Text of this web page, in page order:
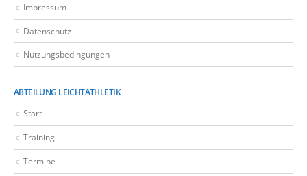
Impressum
Datenschutz
Nutzungsbedingungen
ABTEILUNG LEICHTATHLETIK
Start
Training
Termine